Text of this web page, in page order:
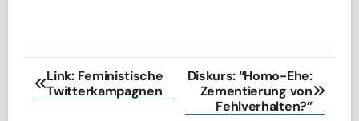
Beitragsnavigation
Link: Feministische
Twitterkampagnen
Diskurs: “Homo-Ehe:
Zementierung von
Fehlverhalten?”